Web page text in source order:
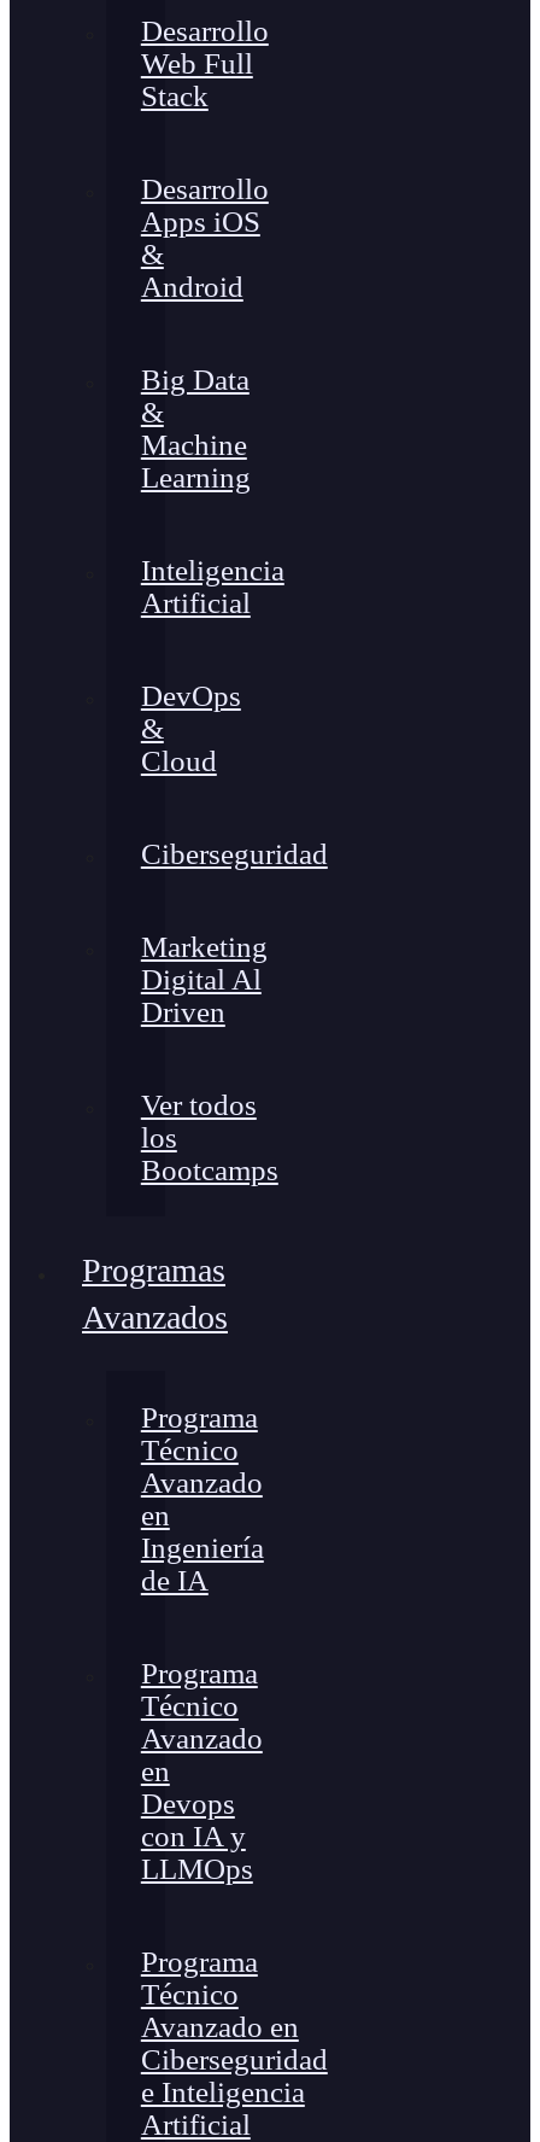
Desarrollo
Web Full
Stack
Desarrollo
Apps iOS
&
Android
Big Data
&
Machine
Learning
Inteligencia
Artificial
DevOps
&
Cloud
Ciberseguridad
Marketing
Digital Al
Driven
Ver todos
los
Bootcamps
Programas
Avanzados
Programa
Técnico
Avanzado
en
Ingeniería
de IA
Programa
Técnico
Avanzado
en
Devops
con IA y
LLMOps
Programa
Técnico
Avanzado en
Ciberseguridad
e Inteligencia
Artificial